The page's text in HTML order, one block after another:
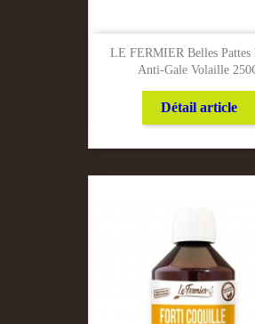
LE FERMIER Belles Pattes
Anti-Gale Volaille
Détail article